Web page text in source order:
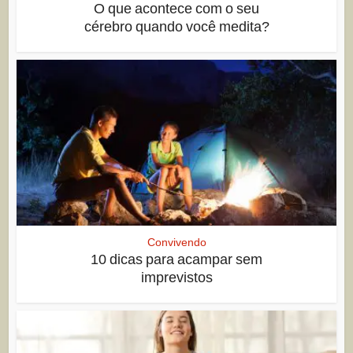
O que acontece com o seu
cérebro quando você medita?
Convivendo
10 dicas para acampar sem
imprevistos